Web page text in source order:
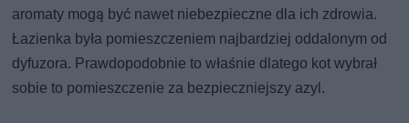
aromaty mogą być nawet niebezpieczne dla ich zdrowia.
Łazienka była pomieszczeniem najbardziej oddalonym od
dyfuzora. Prawdopodobnie to właśnie dlatego kot wybrał
sobie to pomieszczenie za bezpieczniejszy azyl.